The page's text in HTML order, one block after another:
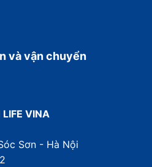
và vận chuyển
VINA
Sơn - Hà Nội